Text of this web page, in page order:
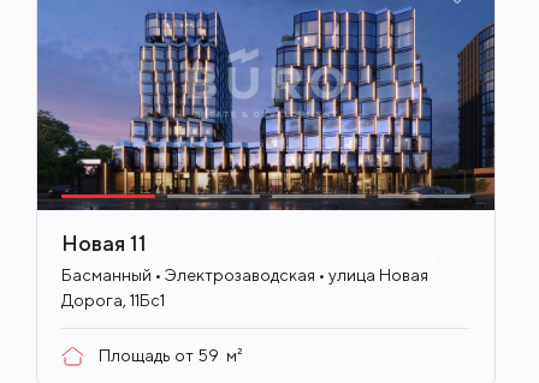
Новая 11
Басманный • Электрозаводская • улица Новая
Дорога, 11Бс1
Площадь от 59 м²